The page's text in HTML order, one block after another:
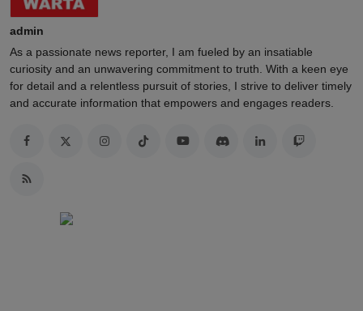
admin
As a passionate news reporter, I am fueled by an insatiable
curiosity and an unwavering commitment to truth. With a keen eye
for detail and a relentless pursuit of stories, I strive to deliver timely
and accurate information that empowers and engages readers.